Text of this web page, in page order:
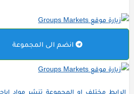
انضم الى المجموعة
الرابط مختلف او المجموعة تنشر مواد